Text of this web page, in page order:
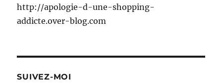
http://apologie-d-une-shopping-
addicte.over-blog.com
SUIVEZ-MOI